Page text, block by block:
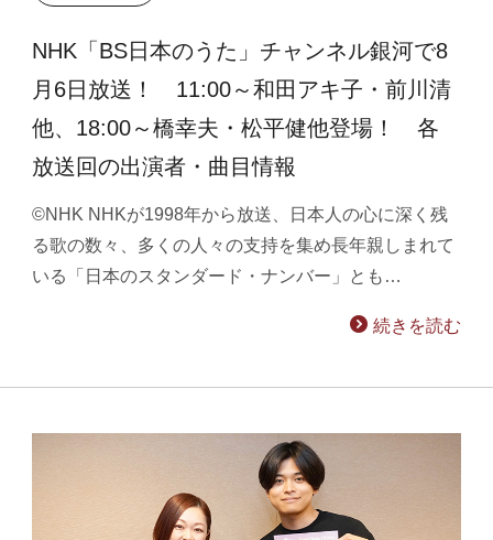
NHK「BS日本のうた」チャンネル銀河で8
月6日放送！ 11:00～和田アキ子・前川清
他、18:00～橋幸夫・松平健他登場！ 各
放送回の出演者・曲目情報
©NHK NHKが1998年から放送、日本人の心に深く残
る歌の数々、多くの人々の支持を集め長年親しまれて
いる「日本のスタンダード・ナンバー」とも…
続きを読む